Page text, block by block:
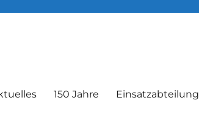
150 Jahre Einsatzabteilung